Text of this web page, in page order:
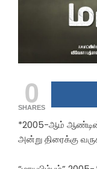
0
SHARES
*2005-ஆம் ஆண்டின்
அன்று திரைக்கு